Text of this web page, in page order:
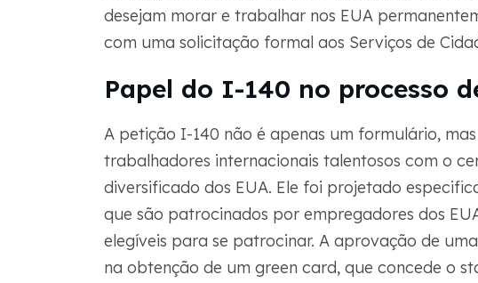
desejam morar e trabalhar nos EUA
com uma solicitação formal aos Serviços de
Papel do I-140 no processo
A petição I-140 não é apenas um formulário,
trabalhadores internacionais talentosos com o
diversificado dos EUA. Ele foi projetado
que são patrocinados por empregadores dos
elegíveis para se patrocinar. A aprovação de
na obtenção de um green card, que concede o